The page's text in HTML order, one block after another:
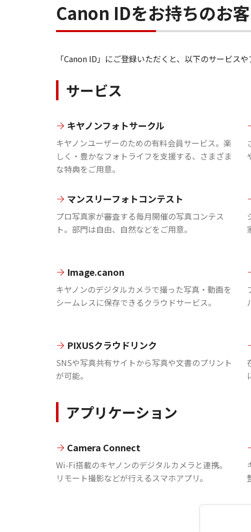
Canon IDをお持ちのお
「Canon ID」にご登録いただくと、以下のサービス
サービス
キヤノンフォトサークル
キヤノンユーザーのための有料会員サービス。楽
しく・豊かなフォトライフを支援する、さまざま
な特典をご用意。
マンスリーフォトコンテスト
プロ写真家が審査する毎月開催の写真コンテス
ト。部門は自由、自然などをご用意。
Image.canon
キヤノンのデジタルカメラで撮った写真・動画を
シームレスに保存できるクラウドサービス。
PIXUSクラウドリンク
SNSや写真共有サイトから写真や文書のプリント
が可能。
アプリケーション
Camera Connect
Wi-Fi搭載のキヤノンのデジタルカメラと連携。
リモート撮影などが行えるスマホアプリ。